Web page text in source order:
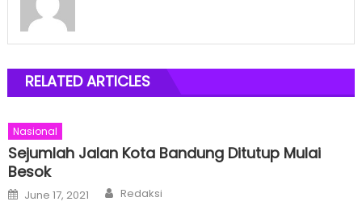
RELATED ARTICLES
Nasional
Sejumlah Jalan Kota Bandung Ditutup Mulai
Besok
Posted
on
June 17, 2021 Author
Redaksi